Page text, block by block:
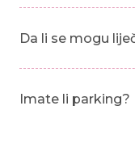
Da li se mogu
Imate li parking?